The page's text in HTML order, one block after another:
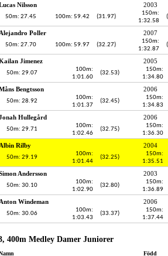
Nilsson 2003
50m: 27.45 100m: 59.42 (31.97)
150m:
1:32.58
Alejandro Poller 2007
50m: 27.70 100m: 59.97 (32.27)
150m:
1:32.87
Jimenez 2005
50m: 29.07
100m:
1:01.60
(32.53)
150m:
1:34.80
Bengtsson 2006
50m: 28.92
100m:
1:01.37
(32.45)
150m:
1:34.83
Hullegård 2006
50m: 29.71
100m:
1:02.46
(32.75)
150m:
1:36.30
Albin Rilby 2004
50m: 29.19
100m:
1:01.44
(32.25)
150m:
1:35.51
Andersson 2003
50m: 30.10
100m:
1:02.90
(32.80)
150m:
1:36.89
Anton Windeman 2006
50m: 30.06
100m:
1:03.43
(33.37)
150m:
1:37.44
400m Medley Damer Juniorer
Född